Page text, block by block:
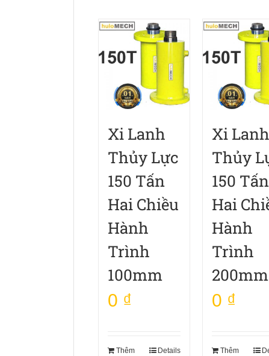
Xi Lanh
Thủy Lực
150 Tấn
Hai Chiều
Hành
Trình
100mm
0 ₫
Thêm
Details
Xi Lanh
Thủy
150 Tấn
Hai
Hành
Trình
200mm
0 ₫
Thêm